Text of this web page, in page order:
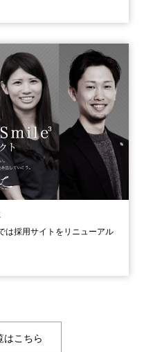
は採用サイトをリニューアル
はこちら